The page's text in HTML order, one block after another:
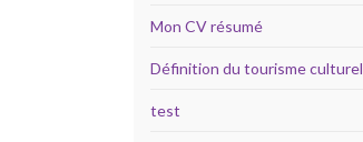
Mon CV résumé
Définition du tourisme culturel
test